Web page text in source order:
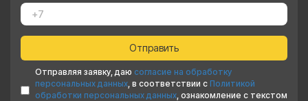
Отправляя заявку, даю согласие на обработку
персональных данных, в соответствии с Политикой
обработки персональных данных, ознакомление с текстом